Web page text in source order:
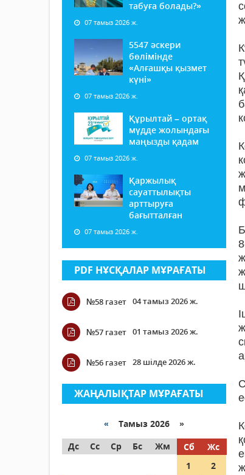
табуға болады?»
07 тамыз 2026 ж.
5547 әскери
бөлімінде
«Алғашқы қызмет
күні»
07 тамыз 2026 ж.
Құрылтай – ортақ
мүдде жолындағы
маңызды қадам
07 тамыз 2026 ж.
Қаржылық
сауаттылықты
арттыруға
бағытталған
07 тамыз 2026 ж.
PDF НҰСҚАЛАР МҰРАҒАТЫ
№58 газет 04 тамыз 2026 ж.
№57 газет 01 тамыз 2026 ж.
№56 газет 28 шілде 2026 ж.
ЖАҢАЛЫҚТАР МҰРАҒАТЫ
« Тамыз 2026 »
Дс
Сс Ср Бс Жм Сб
Жс
1
2